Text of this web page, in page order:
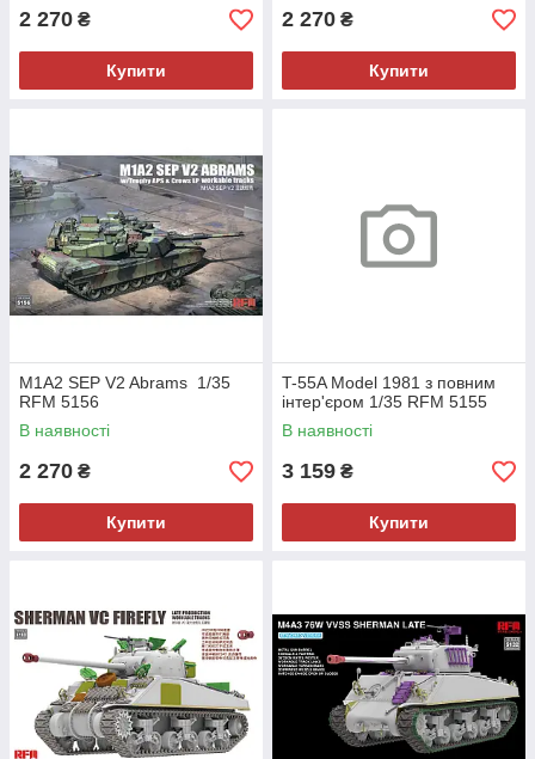
2 270 ₴
Купити
2 270 ₴
Купити
M1A2 SEP V2 Abrams 1/35
RFM 5156
В наявності
2 270 ₴
Купити
T-55A Model 1981 з повним
інтер'єром 1/35 RFM 5155
В наявності
3 159 ₴
Купити